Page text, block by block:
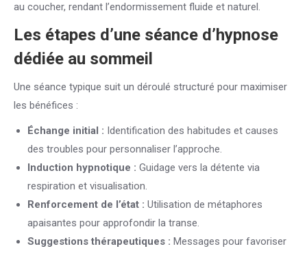
au coucher, rendant l’endormissement fluide et naturel.
Les étapes d’une séance d’hypnose
dédiée au sommeil
Une séance typique suit un déroulé structuré pour maximiser
les bénéfices :
Échange initial : Identification des habitudes et causes
des troubles pour personnaliser l’approche.
Induction hypnotique : Guidage vers la détente via
respiration et visualisation.
Renforcement de l’état : Utilisation de métaphores
apaisantes pour approfondir la transe.
Suggestions thérapeutiques : Messages pour favoriser